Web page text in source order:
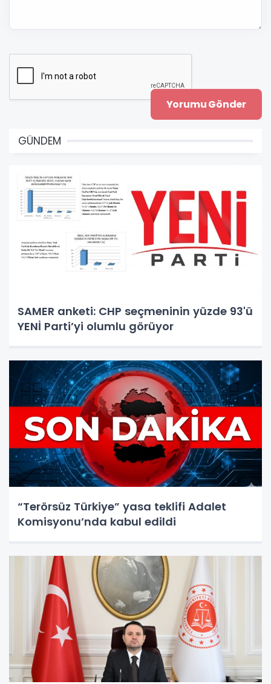
GÜNDEM
SAMER anketi: CHP seçmeninin yüzde 93'ü
YENİ Parti’yi olumlu görüyor
“Terörsüz Türkiye” yasa teklifi Adalet
Komisyonu’nda kabul edildi